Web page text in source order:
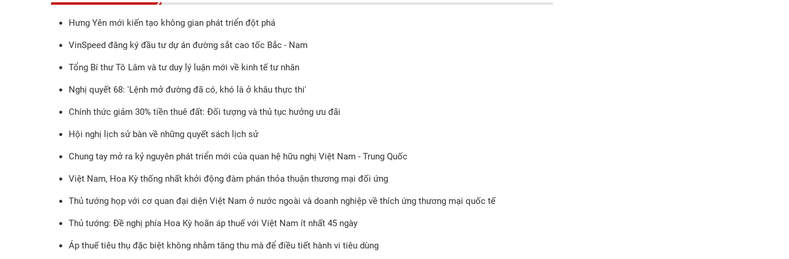
Hưng Yên mới kiến tạo không gian phát triển đột phá
VinSpeed đăng ký đầu tư dự án đường sắt cao tốc Bắc - Nam
Tổng Bí thư Tô Lâm và tư duy lý luận mới về kinh tế tư nhân
Nghị quyết 68: 'Lệnh mở đường đã có, khó là ở khâu thực thi'
Chính thức giảm 30% tiền thuê đất: Đối tượng và thủ tục hưởng ưu đãi
Hội nghị lịch sử bàn về những quyết sách lịch sử
Chung tay mở ra kỷ nguyên phát triển mới của quan hệ hữu nghị Việt Nam - Trung Quốc
Việt Nam, Hoa Kỳ thống nhất khởi động đàm phán thỏa thuận thương mại đối ứng
Thủ tướng họp với cơ quan đại diện Việt Nam ở nước ngoài và doanh nghiệp về thích ứng thương mại quốc tế
Thủ tướng: Đề nghị phía Hoa Kỳ hoãn áp thuế với Việt Nam ít nhất 45 ngày
Áp thuế tiêu thụ đặc biệt không nhằm tăng thu mà để điều tiết hành vi tiêu dùng